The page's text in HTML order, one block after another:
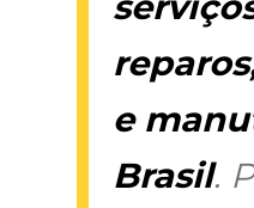
e
Brasil.